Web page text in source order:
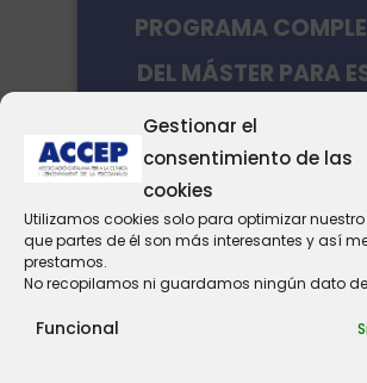
Gestionar el
consentimiento de las
cookies
Utilizamos cookies solo para optimizar
que partes de él son más interesantes y así
prestamos.
No recopilamos ni guardamos ningún dato
Funcional
PROGRAMA
DEL MÁSTER PARA
AÑO ACADÉMICO